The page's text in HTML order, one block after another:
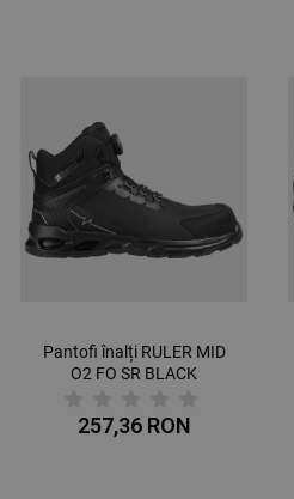
Pantofi înalți RULER MID
O2 FO SR BLACK
257,36 RON